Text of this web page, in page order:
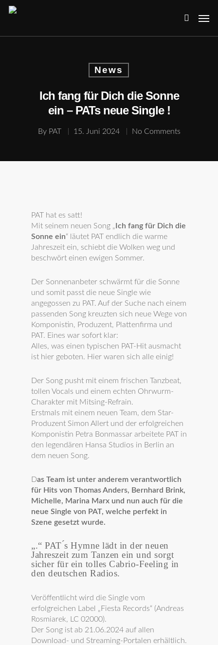
News
Ich fang für Dich die Sonne
ein – PATs neue Single !
By PAT 15. Juni 2024 No Comments
PAT hat es satt!
Mit seinem neuen Song „ Ich fang für Dich die
Sonne ein“ läutet PAT endlich die warme
Jahreszeit ein, schiebt die Wolken weg und
beschwört einen ewigen Sommer.
Der Sonnenanbeter schwärmt für die Sonne
und somit passt die neue Single wie
angegossen zu PAT. Auf der Suche nach einem
passenden Song kreuzten sich neue Wege von
Komponistin, Produzent, Plattenfirma und
PAT. Eines war sofort klar:
Alles, was einen typischen PAT-Hit ausmacht
ist hier geboten. Hier waren sich alle einig!
Der Song pusht mit einem frischen Tanzbeat,
tollen Vocals und einem echten Ohrwurm-
Charakter mit Mitsing-Refrain.
Erstmals mit einem neuen Team, dem Star-
Produzent Simon Allert und der erfolgreichen
Komponistin Petra Bonmassar arbeitete PAT in
den legendären Hansa Studios in Berlin an
dem neuen Song.
Das Team ist unter anderem verantwortlich
für Hits von Thomas Anders, Bernhard Brink,
Michelle, Marina Marx und nun auch für die
neue Single von PAT, welche perfekt in
Szene gesetzt wurde.
„.“ PAT ́s Hymne lädt in der neuen
Jahreszeit zum Tanzen ein und sorgt
sicher für ein tolles Cabrio-Feeling in
den deutschen Radios.
Veröffentlicht wird die Single vom
erfolgreichen Label „Fiesta Records“ (Andreas
Rosmiarek, LC 02000).
Der Song ist ab 21.06.2024 auf allen
Download- und Streaming-Portalen erhältlich.